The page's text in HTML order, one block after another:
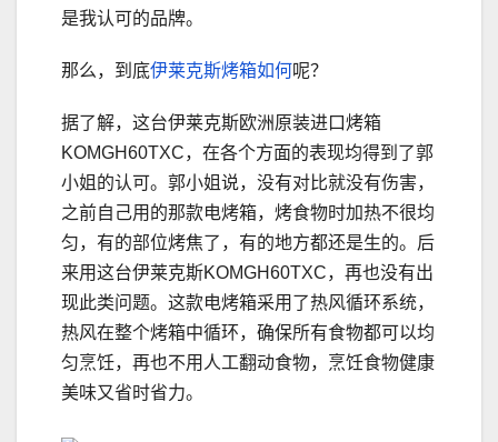
是我认可的品牌。
那么，到底伊莱克斯烤箱如何呢？
据了解，这台伊莱克斯欧洲原装进口烤箱
KOMGH60TXC，在各个方面的表现均得到了郭
小姐的认可。郭小姐说，没有对比就没有伤害，
之前自己用的那款电烤箱，烤食物时加热不很均
匀，有的部位烤焦了，有的地方都还是生的。后
来用这台伊莱克斯KOMGH60TXC，再也没有出
现此类问题。这款电烤箱采用了热风循环系统，
热风在整个烤箱中循环，确保所有食物都可以均
匀烹饪，再也不用人工翻动食物，烹饪食物健康
美味又省时省力。